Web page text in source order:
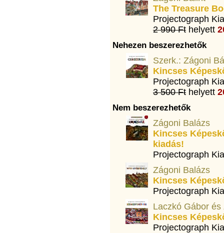
The Treasure
Projectograph
2 990 Ft helyett
Nehezen beszerezhetők
Szerk.: Zágoni
Kincses
Projectograph
3 500 Ft helyett
Nem beszerezhetők
Zágoni Balázs
Kincses
kiadás!
Projectograph
Zágoni Balázs
Kincses
Projectograph
Laczkó Gábor
Kincses
Projectograph